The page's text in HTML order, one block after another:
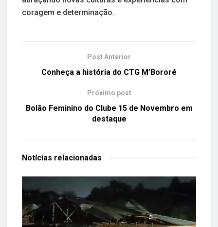
coragem e determinação.
Post Anterior
Conheça a história do CTG M’Bororé
Próximo post
Bolão Feminino do Clube 15 de Novembro em
destaque
Notícias relacionadas